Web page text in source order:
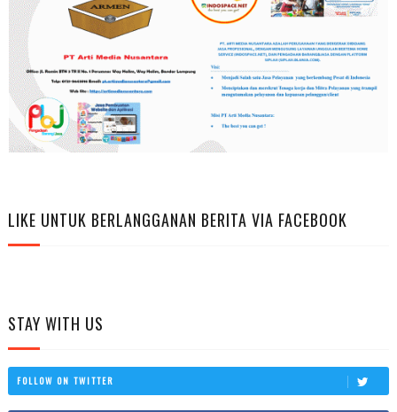
LIKE UNTUK BERLANGGANAN BERITA VIA FACEBOOK
STAY WITH US
FOLLOW ON TWITTER